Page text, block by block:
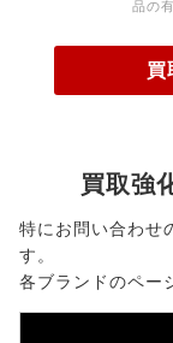
品の
買
買取強
特にお問い合わせ
す。
各ブランドのペー